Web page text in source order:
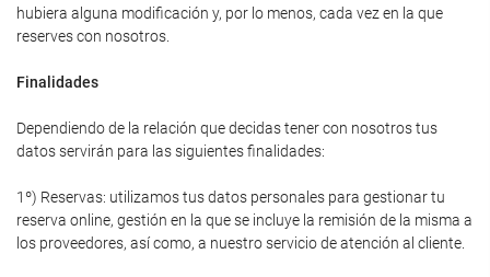
hubiera alguna modificación y, por lo menos, cada vez en la que
reserves con nosotros.
Finalidades
Dependiendo de la relación que decidas tener con nosotros tus
datos servirán para las siguientes finalidades:
1º) Reservas: utilizamos tus datos personales para gestionar tu
reserva online, gestión en la que se incluye la remisión de la misma a
los proveedores, así como, a nuestro servicio de atención al cliente.